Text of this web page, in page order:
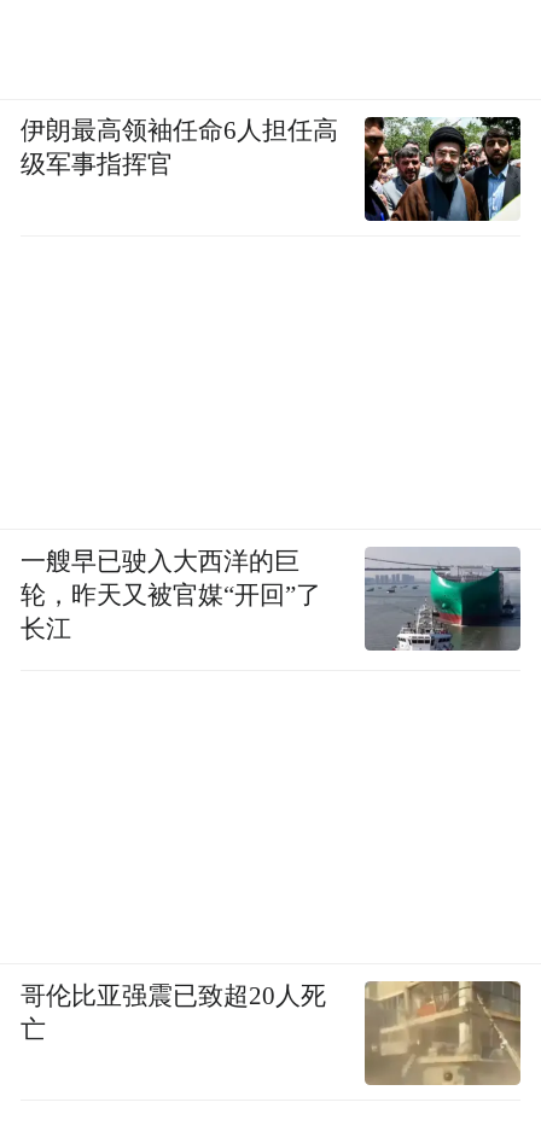
伊朗最高领袖任命6人担任高
级军事指挥官
一艘早已驶入大西洋的巨
轮，昨天又被官媒“开回”了
长江
哥伦比亚强震已致超20人死
亡